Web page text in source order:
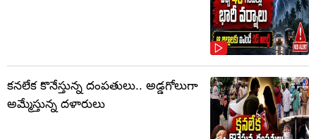
కనలేక కొనేస్తున్న దంపతులు.. అడ్డగోలుగా
అమ్మేస్తున్న దళారులు